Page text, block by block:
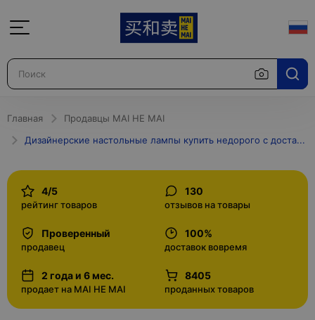
Главная
Продавцы MAI HE MAI
Дизайнерские настольные лампы купить недорого с доставкой в Москве и по России интернет-магазин
4/5
рейтинг товаров
130
отзывов на товары
Проверенный
продавец
100%
доставок вовремя
2 года и 6 мес.
продает на MAI HE MAI
8405
проданных товаров